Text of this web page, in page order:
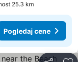
25.3 km
Pogledaj cene